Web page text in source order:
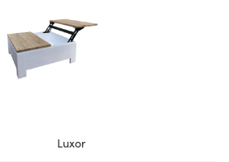
Luxor